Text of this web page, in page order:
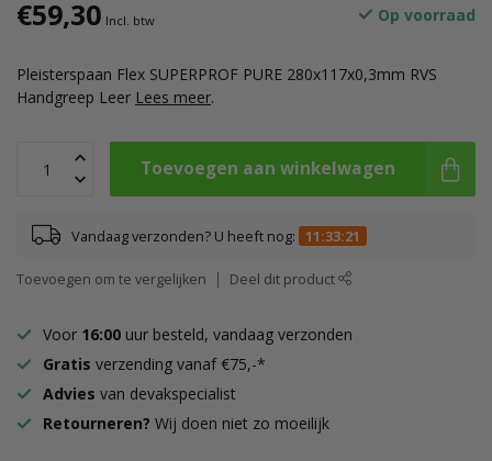
€59,30 Incl. btw Op voorraad
Pleisterspaan Flex SUPERPROF PURE 280x117x0,3mm RVS
Handgreep Leer Lees meer.
Toevoegen aan winkelwagen
Vandaag verzonden? U heeft nog: 11:33:21
Toevoegen om te vergelijken Deel dit product
Voor 16:00 uur besteld, vandaag verzonden
Gratis verzending vanaf €75,-*
Advies van devakspecialist
Retourneren? Wij doen niet zo moeilijk